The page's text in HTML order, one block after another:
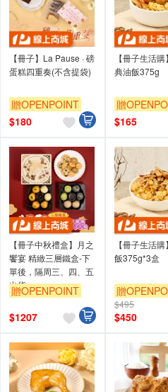
【冊子】La Pause · 磅
蛋糕四重奏(不含提袋)
贈OPENPOINT
$180
【冊子生活
典油飯375g
贈
$165
【冊子中秋禮盒】月之
饗宴 精緻三層鐵盒-下
單後，隔周三、四、五
出貨
贈OPENPOINT
$1207
【冊子生活
飯375g*3盒
贈
$495
$450